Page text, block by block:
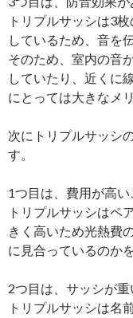
トリプルサッシは3
しているため、音を
そのため、室内の音
していたり、近くに
にとっては大きなメ
次にトリプルサッシ
す。
1つ目は、費用が高い
トリプルサッシはペ
きく高いため光熱費
に見合っているのか
2つ目は、サッシが重
トリプルサッシは名